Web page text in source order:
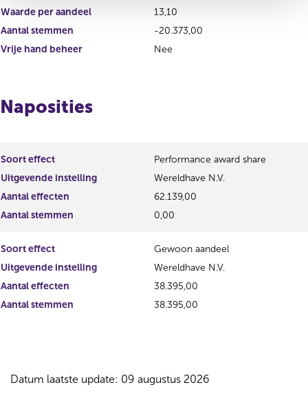
Waarde per aandeel
13,10
Aantal stemmen
-20.373,00
Vrije hand beheer
Nee
Naposities
Soort effect
Performance award share
Uitgevende instelling
Wereldhave N.V.
Aantal effecten
62.139,00
Aantal stemmen
0,00
Soort effect
Gewoon aandeel
Uitgevende instelling
Wereldhave N.V.
Aantal effecten
38.395,00
Aantal stemmen
38.395,00
Datum laatste update: 09 augustus 2026